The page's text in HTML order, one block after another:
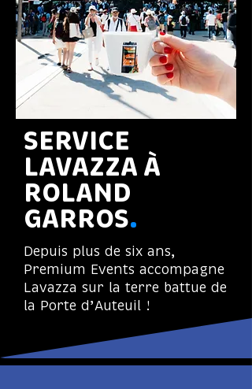
SERVICE
LAVAZZA À
ROLAND
GARROS.
Depuis plus de six ans,
Premium Events accompagne
Lavazza sur la terre battue de
la Porte d’Auteuil !